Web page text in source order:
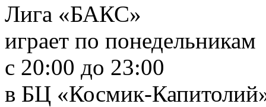
Лига «БАКС»
играет по понедельникам
с 20:00 до 23:00
в БЦ «Космик-